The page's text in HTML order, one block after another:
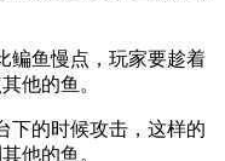
鱼慢点，玩家要趁着
他的鱼。
的时候攻击，这样的
他的鱼。